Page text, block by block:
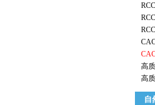
高
高
自